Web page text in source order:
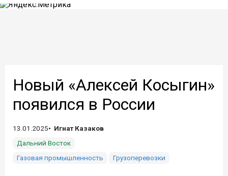
Новый «Алексей Косыгин»
появился в России
13.01.2025
Игнат Казаков
Дальний Восток
Газовая промышленность
Грузоперевозки